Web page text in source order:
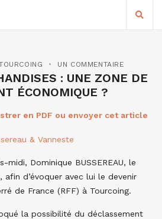
UN COMMENTAIRE
: UNE ZONE DE
ÉCONOMIQUE ?
en PDF ou envoyer cet article
& Vanneste
midi, Dominique BUSSEREAU, le
afin d’évoquer avec lui le devenir
de France (RFF) à Tourcoing.
la possibilité du déclassement